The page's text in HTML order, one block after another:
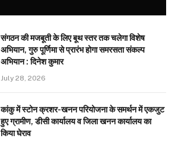
संगठन की मजबूती के लिए बूथ स्तर तक चलेगा विशेष
अभियान, गुरु पूर्णिमा से प्रारंभ होगा समरसता संकल्प
अभियान : दिनेश कुमार
July 28, 2026
कांकु में स्टोन क्रशर-खनन परियोजना के समर्थन में एकजुट
हुए ग्रामीण, डीसी कार्यालय व जिला खनन कार्यालय का
किया घेराव